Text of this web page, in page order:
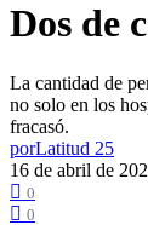
Dos de
La cantidad de
no solo en los
fracasó.
porLatitud 25
16 de abril de
0
0